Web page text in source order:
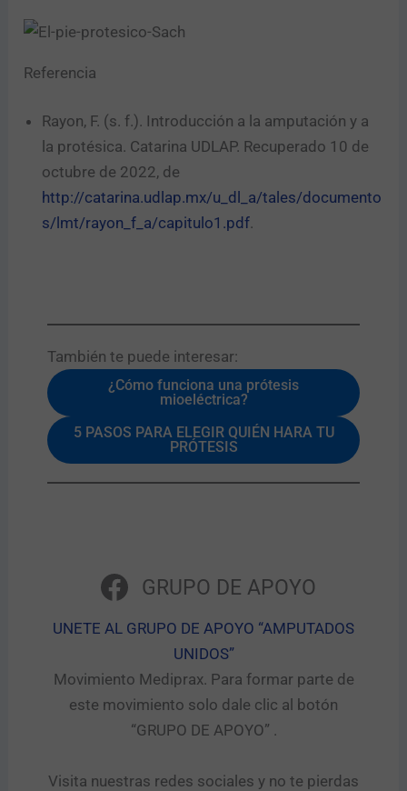
Referencia
Rayon, F. (s. f.). Introducción a la amputación y a
la protésica. Catarina UDLAP. Recuperado 10 de
octubre de 2022, de
http://catarina.udlap.mx/u_dl_a/tales/documento
s/lmt/rayon_f_a/capitulo1.pdf.
También te puede interesar:​
¿Cómo funciona una prótesis
mioeléctrica?
5 PASOS PARA ELEGIR QUIÉN HARA TU
PRÓTESIS
GRUPO DE APOYO
UNETE AL GRUPO DE APOYO “AMPUTADOS
UNIDOS”​
Movimiento Mediprax. Para formar parte de
este movimiento solo dale clic al botón
“GRUPO DE APOYO” .​
Visita nuestras redes sociales y no te pierdas